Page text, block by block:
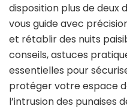
disposition plus de deux
vous guide avec
et rétablir des nuits
conseils, astuces
essentielles pour
protéger votre espace
l’intrusion des punaises